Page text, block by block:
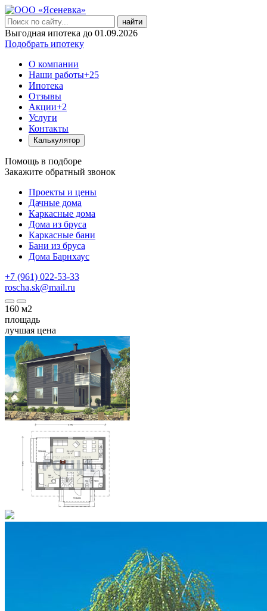
найти
Выгодная ипотека до 01.09.2026
Подобрать ипотеку
О компании
Наши работы+25
Ипотека
Отзывы
Акции+2
Услуги
Контакты
Калькулятор
Помощь в подборе
Закажите обратный звонок
Проекты и цены
Дачные дома
Каркасные дома
Дома из бруса
Каркасные бани
Бани из бруса
Дома Барнхаус
+7 (961) 022-53-33
roscha.sk@mail.ru
160 м2
площадь
лучшая цена